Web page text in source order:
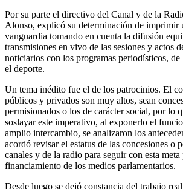
Por su parte el directivo del Canal y de la
Alonso, explicó su determinación de imprimir
vanguardia tomando en cuenta la difusión
transmisiones en vivo de las sesiones y actos
noticiarios con los programas periodísticos, de
el deporte.
Un tema inédito fue el de los patrocinios. El
públicos y privados son muy altos, sean
permisionados o los de carácter social, por lo
soslayar este imperativo, al exponerlo el
amplio intercambio, se analizaron los
acordó revisar el estatus de las concesiones o
canales y de la radio para seguir con esta
financiamiento de los medios parlamentarios.
Desde luego se dejó constancia del trabajo